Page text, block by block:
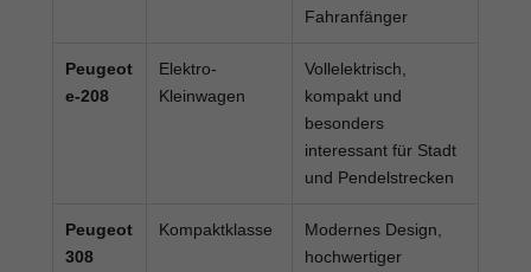
Fahranfänger
Peugeot
e-208
Elektro-
Kleinwagen
Vollelektrisch,
kompakt und
besonders
interessant für Stadt
und Pendelstrecken
Peugeot
308
Kompaktklasse
Modernes Design,
hochwertiger